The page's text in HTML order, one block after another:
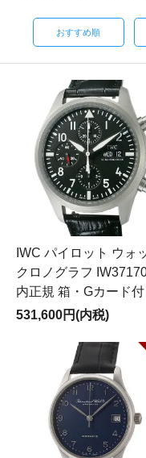
おすすめ順
IWC パイロット ウォ
クロノグラフ
内正規 箱・Gカード付
531,600円(内税)